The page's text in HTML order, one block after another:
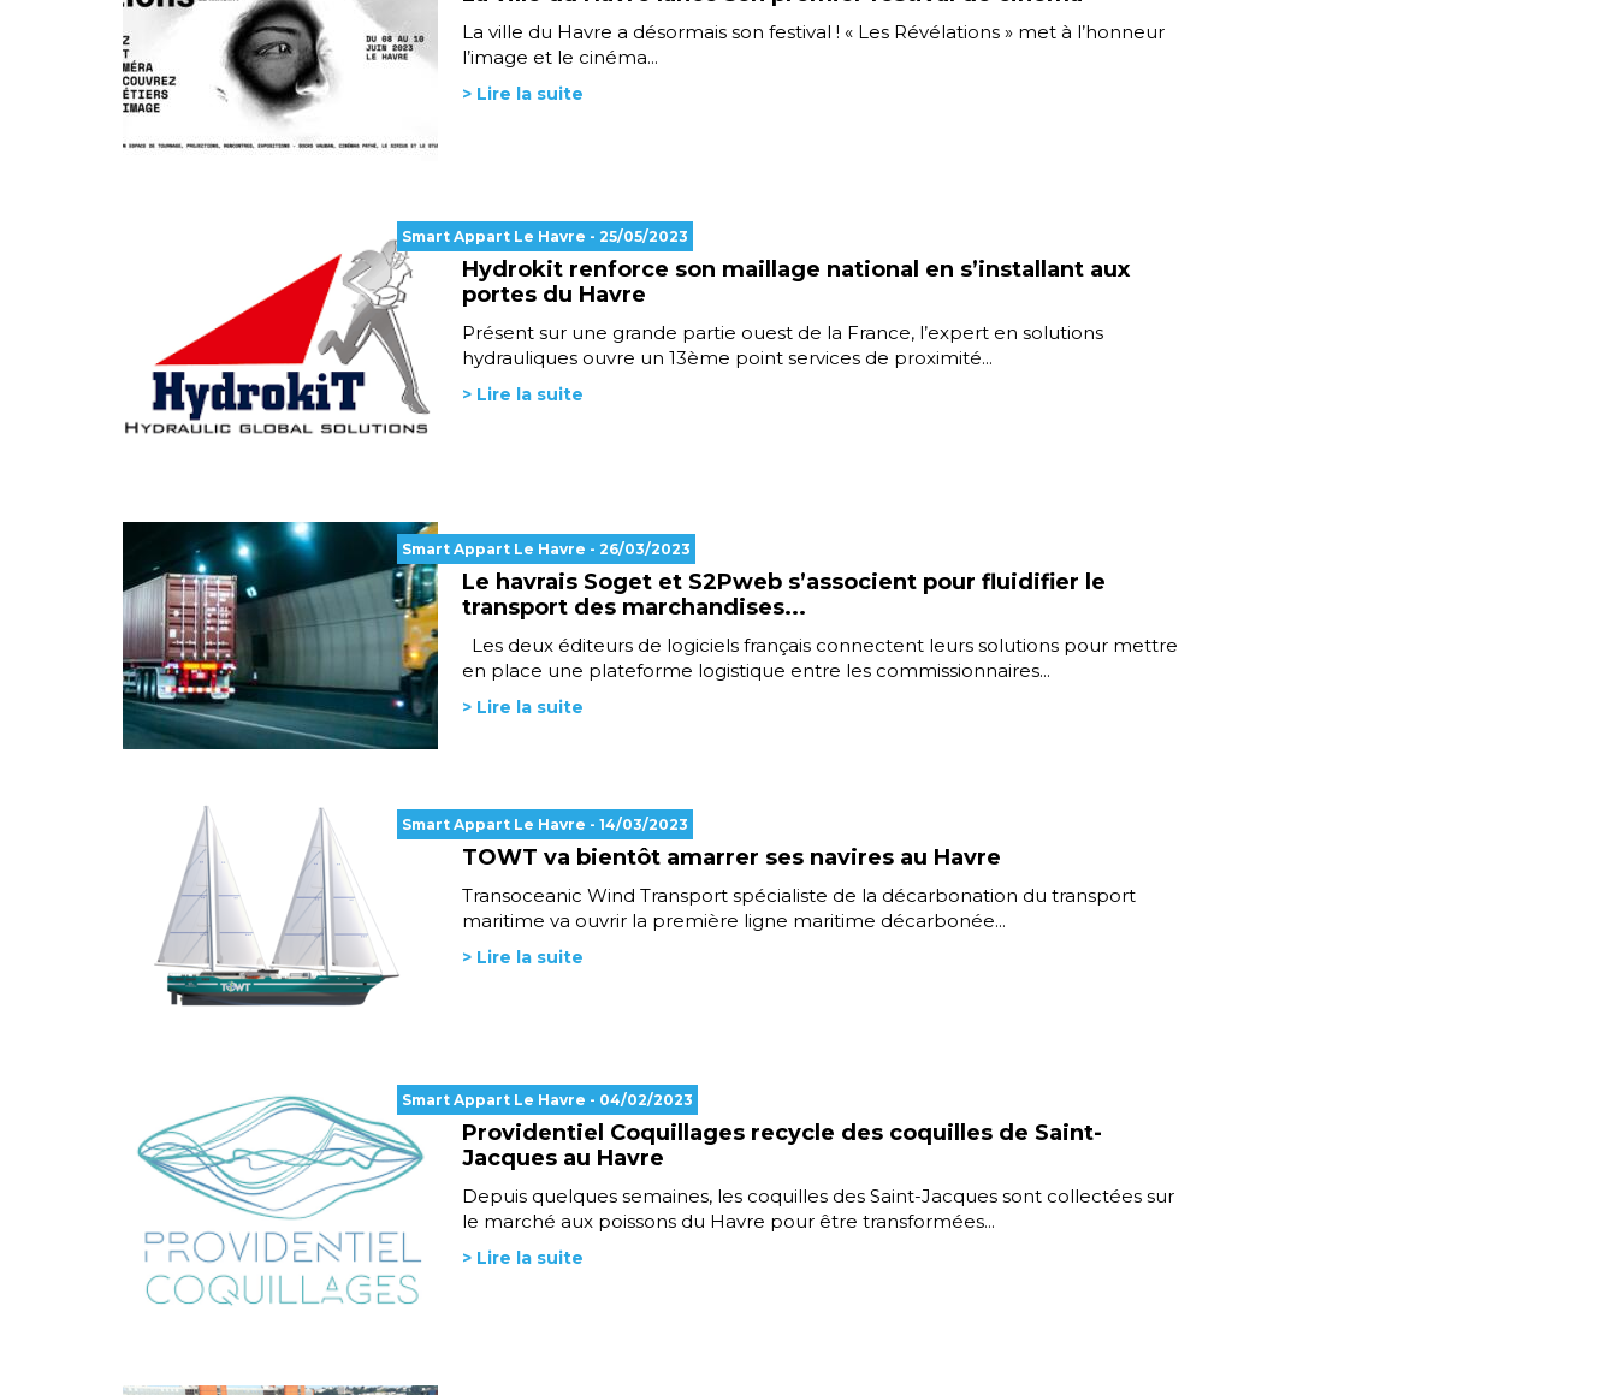
La ville du Havre a désormais son festival ! « Les Révélations » met à l’honneur
l’image et le cinéma...
> Lire la suite
Smart Appart Le Havre - 25/05/2023
Hydrokit renforce son maillage national en s’installant aux
portes du Havre
Présent sur une grande partie ouest de la France, l’expert en solutions
hydrauliques ouvre un 13ème point services de proximité...
> Lire la suite
Smart Appart Le Havre - 26/03/2023
Le havrais Soget et S2Pweb s’associent pour fluidifier le
transport des marchandises...
Les deux éditeurs de logiciels français connectent leurs solutions pour mettre
en place une plateforme logistique entre les commissionnaires...
> Lire la suite
Smart Appart Le Havre - 14/03/2023
TOWT va bientôt amarrer ses navires au Havre
Transoceanic Wind Transport spécialiste de la décarbonation du transport
maritime va ouvrir la première ligne maritime décarbonée...
> Lire la suite
Smart Appart Le Havre - 04/02/2023
Providentiel Coquillages recycle des coquilles de Saint-
Jacques au Havre
Depuis quelques semaines, les coquilles des Saint-Jacques sont collectées sur
le marché aux poissons du Havre pour être transformées...
> Lire la suite